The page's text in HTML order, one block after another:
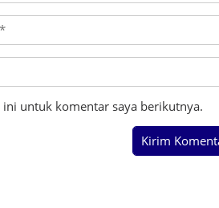
untuk komentar saya berikutnya.